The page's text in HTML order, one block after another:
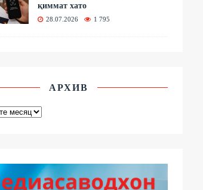
қиммат хато
28.07.2026 1 795
АРХИВ